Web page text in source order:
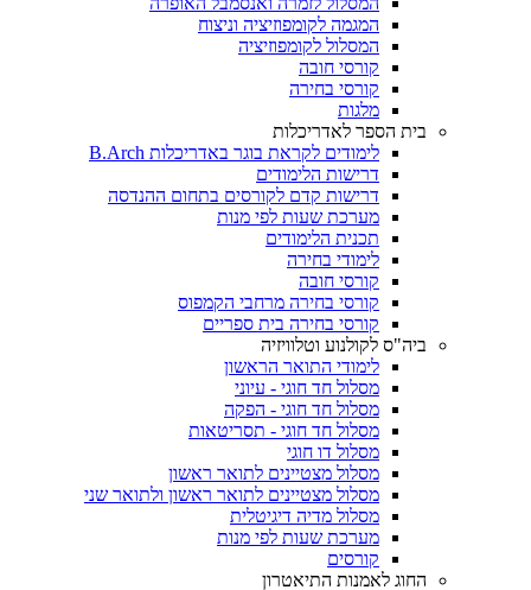
המגמה לקומפוזיציה וניצוח
המסלול לקומפוזיציה
קורסי חובה
קורסי בחירה
מלגות
בית הספר לאדריכלות
לימודים לקראת בוגר באדריכלות B.Arch
דרישות הלימודים
דרישות קדם לקורסים בתחום ההנדסה
מערכת שעות לפי מנות
תכנית הלימודים
לימודי בחירה
קורסי חובה
קורסי בחירה מרחבי הקמפוס
קורסי בחירה בית ספריים
ביה"ס לקולנוע וטלוויזיה
לימודי התואר הראשון
מסלול חד חוגי - עיוני
מסלול חד חוגי - הפקה
מסלול חד חוגי - תסריטאות
מסלול דו חוגי
מסלול מצטיינים לתואר ראשון
מסלול מצטיינים לתואר ראשון ולתואר שני
מסלול מדיה דיגיטלית
מערכת שעות לפי מנות
קורסים
החוג לאמנות התיאטרון